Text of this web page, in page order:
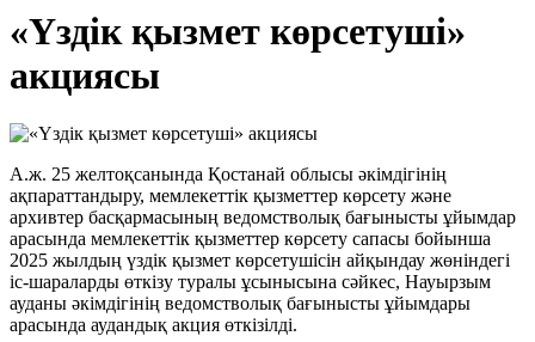
«Үздік қызмет көрсетуші»
акциясы
А.ж. 25 желтоқсанында Қостанай облысы әкімдігінің
ақпараттандыру, мемлекеттік қызметтер көрсету және
архивтер басқармасының ведомстволық бағынысты ұйымдар
арасында мемлекеттік қызметтер көрсету сапасы бойынша
2025 жылдың үздік қызмет көрсетушісін айқындау жөніндегі
іс-шараларды өткізу туралы ұсынысына сәйкес, Науырзым
ауданы әкімдігінің ведомстволық бағынысты ұйымдары
арасында аудандық акция өткізілді.